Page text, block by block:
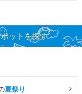
ットを探す
夏祭り